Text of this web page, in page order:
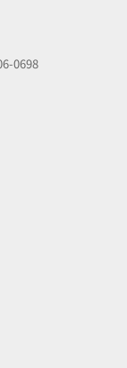
0698